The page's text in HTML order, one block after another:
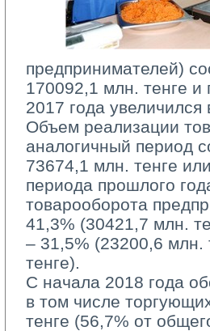
предпринимателей)
170092,1 млн. тенге
2017 года
Объем реализации
аналогичный период
73674,1 млн. тенге
периода прошлого
товарооборота
41,3% (30421,7 млн.
– 31,5% (23200,6 млн.
тенге).
С начала 2018 года
в том числе
тенге (56,7% от